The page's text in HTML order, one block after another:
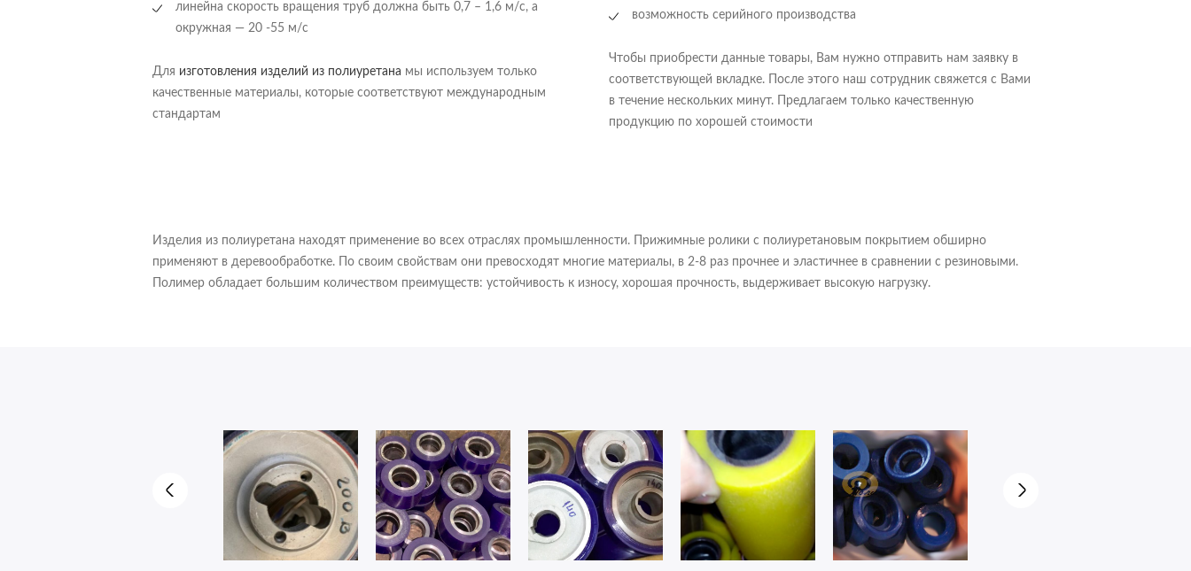
линейна скорость вращения труб должна быть 0,7 – 1,6 м/c, а
окружная — 20 -55 м/c
Для изготовления изделий из полиуретана мы используем только
качественные материалы, которые соответствуют международным
стандартам
возможность серийного производства
Чтобы приобрести данные товары, Вам нужно отправить нам заявку в
соответствующей вкладке. После этого наш сотрудник свяжется с Вами
в течение нескольких минут. Предлагаем только качественную
продукцию по хорошей стоимости
Изделия из полиуретана находят применение во всех отраслях промышленности. Прижимные ролики с полиуретановым покрытием обширно
применяют в деревообработке. По своим свойствам они превосходят многие материалы, в 2-8 раз прочнее и эластичнее в сравнении с резиновыми.
Полимер обладает большим количеством преимуществ: устойчивость к износу, хорошая прочность, выдерживает высокую нагрузку.